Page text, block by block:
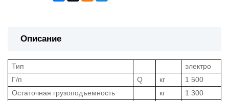
Описание
Тип
электро
Г/п
Q кг
1 500
Остаточная грузоподъемность
кг
1 300